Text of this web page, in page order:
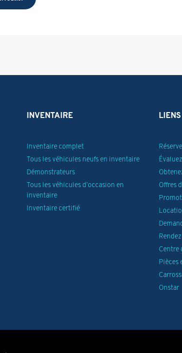
INVENTAIRE
Inventaire complet
Tous les véhicules neufs en inventaire
Démonstrateurs
Tous les véhicules d’occasion en
inventaire
Inventaire certifié
Offres
Centre
Pièces
Onstar